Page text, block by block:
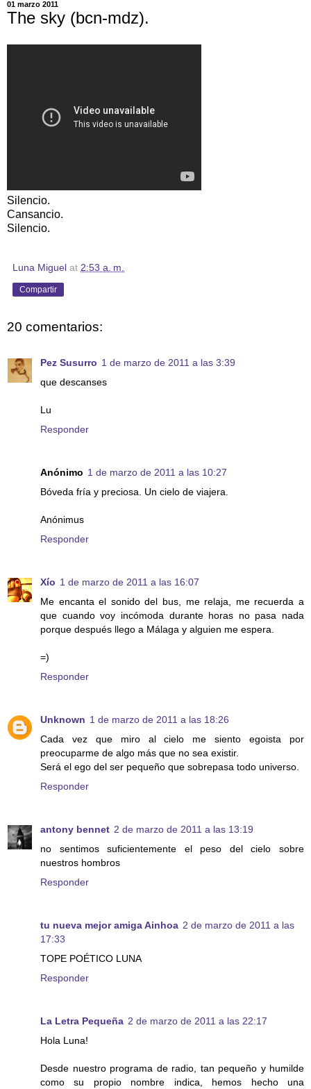
01 marzo 2011
The sky (bcn-mdz).
Silencio.
Cansancio.
Silencio.
Luna Miguel at 2:53 a. m.
Compartir
20 comentarios:
Pez Susurro 1 de marzo de 2011 a las 3:39
que descanses
Lu
Responder
Anónimo 1 de marzo de 2011 a las 10:27
Bóveda fría y preciosa. Un cielo de viajera.
Anónimus
Responder
Xío 1 de marzo de 2011 a las 16:07
Me encanta el sonido del bus, me relaja, me recuerda a
que cuando voy incómoda durante horas no pasa nada
porque después llego a Málaga y alguien me espera.
=)
Responder
Unknown 1 de marzo de 2011 a las 18:26
Cada vez que miro al cielo me siento egoista por
preocuparme de algo más que no sea existir.
Será el ego del ser pequeño que sobrepasa todo universo.
Responder
antony bennet 2 de marzo de 2011 a las 13:19
no sentimos suficientemente el peso del cielo sobre
nuestros hombros
Responder
tu nueva mejor amiga Ainhoa 2 de marzo de 2011 a las
17:33
TOPE POÉTICO LUNA
Responder
La Letra Pequeña 2 de marzo de 2011 a las 22:17
Hola Luna!
Desde nuestro programa de radio, tan pequeño y humilde
como su propio nombre indica, hemos hecho una